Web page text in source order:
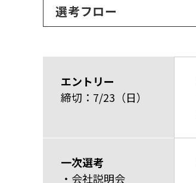
選考フロー
エントリー
締切：7/23（日）
一次選考
・会社説明会